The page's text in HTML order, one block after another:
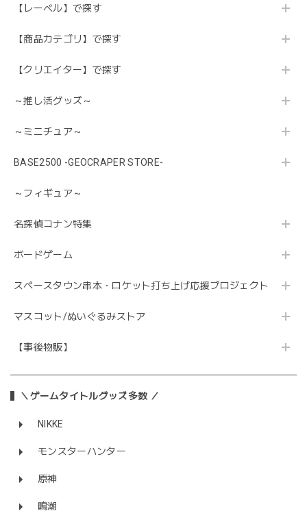
【レーベル】で探す
【商品カテゴリ】で探す
【クリエイター】で探す
～推し活グッズ～
～ミニチュア～
BASE2500 -GEOCRAPER STORE-
～フィギュア～
名探偵コナン特集
ボードゲーム
スペースタウン串本・ロケット打ち上げ応援プロジェクト
マスコット/ぬいぐるみストア
【事後物販】
＼ゲームタイトルグッズ多数 ／
NIKKE
モンスターハンター
原神
鳴潮